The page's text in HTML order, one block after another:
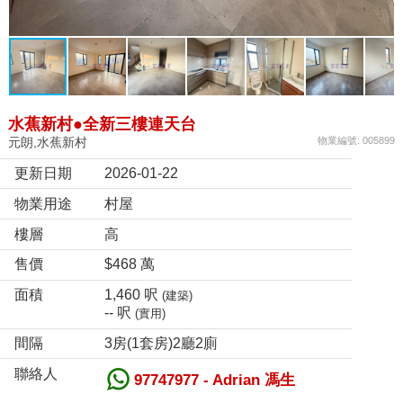
水蕉新村●全新三樓連天台
元朗,水蕉新村 物業編號: 005899
更新日期
2026-01-22
物業用途
村屋
樓層
高
售價
$468 萬
面積
1,460 呎 (建築)
-- 呎 (實用)
間隔
3房(1套房)2廳2廁
聯絡人
97747977 - Adrian 馮生